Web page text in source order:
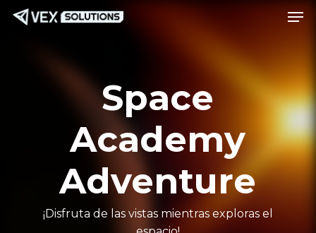
Saltar
Space
Academy
Adventure
¡Disfruta de las vistas mientras exploras el
Menú